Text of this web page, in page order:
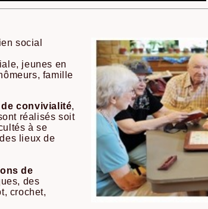
social
jeunes en
famille
convivialité,
réalisés soit
à se
lieux de
de
des
crochet,